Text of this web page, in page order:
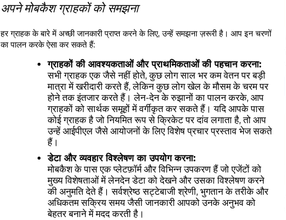
अपने मोबकैश ग्राहकों को समझना
हर ग्राहक के बारे में अच्छी जानकारी प्राप्त करने के लिए, उन्हें समझना ज़रूरी है। आप इन चरणों
का पालन करके ऐसा कर सकते हैं:
ग्राहकों की आवश्यकताओं और प्राथमिकताओं की पहचान करना:
सभी ग्राहक एक जैसे नहीं होते, कुछ लोग साल भर कम वेतन पर बड़ी
मात्रा में खरीदारी करते हैं, लेकिन कुछ लोग खेल के मौसम के चरम पर
होने तक इंतजार करते हैं। लेन-देन के रुझानों का पालन करके, आप
ग्राहकों को सार्थक समूहों में वर्गीकृत कर सकते हैं। यदि आपके पास
कोई ग्राहक है जो नियमित रूप से क्रिकेट पर दांव लगाता है, तो आप
उन्हें आईपीएल जैसे आयोजनों के लिए विशेष प्रचार प्रस्ताव भेज सकते
हैं।
डेटा और व्यवहार विश्लेषण का उपयोग करना:
मोबकैश के पास एक प्लेटफ़ॉर्म और विभिन्न उपकरण हैं जो एजेंटों को
मुख्य विशेषताओं में लेनदेन डेटा को देखने और उसका विश्लेषण करने
की अनुमति देते हैं। सर्वश्रेष्ठ सट्टेबाजी श्रेणी, भुगतान के तरीके और
अधिकतम सक्रिय समय जैसी जानकारी आपको उनके अनुभव को
बेहतर बनाने में मदद करती है।